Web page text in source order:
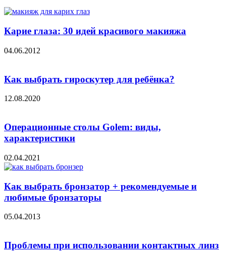
Карие глаза: 30 идей красивого макияжа
04.06.2012
Как выбрать гироскутер для ребёнка?
12.08.2020
Операционные столы Golem: виды,
характеристики
02.04.2021
Как выбрать бронзатор + рекомендуемые и
любимые бронзаторы
05.04.2013
Проблемы при использовании контактных линз